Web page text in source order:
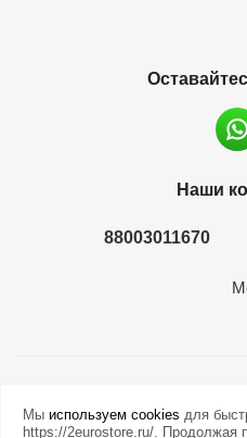
Наши
88003011670
Мы используем cookies для
https://2eurostore.ru/. Продолжая